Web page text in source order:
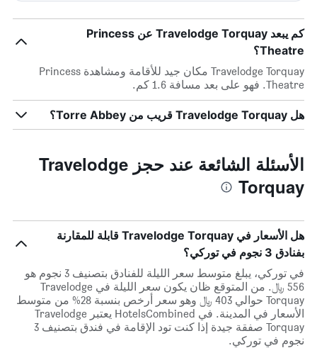
كم يبعد Travelodge Torquay عن Princess
Theatre؟
Travelodge Torquay مكان جيد للأقامة ومشاهدة Princess
Theatre. فهو على بعد مسافة 1.6 كم.
هل Travelodge Torquay قريب من Torre Abbey؟
الأسئلة الشائعة عند حجز Travelodge
Torquay
هل الأسعار في Travelodge Torquay قابلة للمقارنة
بفنادق 3 نجوم في توركي؟
في توركي، يبلغ متوسط ​​سعر الليلة للفنادق بتصنيف 3 نجوم هو
556 ﷼. من المتوقع ظان يكون سعر الليلة في Travelodge
Torquay حوالي 403 ﷼ وهو سعر أرخص بنسبة 28% من متوسط
الأسعار في المدينة. في HotelsCombined يعتبر Travelodge
Torquay صفقة جيدة إذا كنت تود الإقامة في فندق بتصنيف 3
نجوم في توركي.